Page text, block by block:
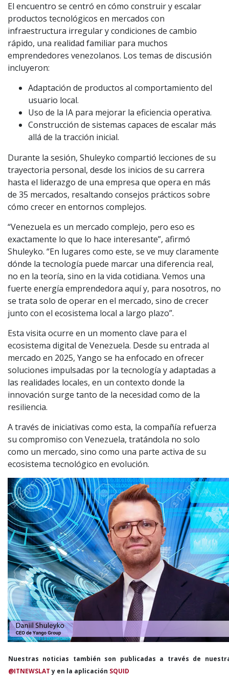
El encuentro se centró en cómo construir y escalar
productos tecnológicos en mercados con
infraestructura irregular y condiciones de cambio
rápido, una realidad familiar para muchos
emprendedores venezolanos. Los temas de discusión
incluyeron:
Adaptación de productos al comportamiento del
usuario local.
Uso de la IA para mejorar la eficiencia operativa.
Construcción de sistemas capaces de escalar más
allá de la tracción inicial.
Durante la sesión, Shuleyko compartió lecciones de su
trayectoria personal, desde los inicios de su carrera
hasta el liderazgo de una empresa que opera en más
de 35 mercados, resaltando consejos prácticos sobre
cómo crecer en entornos complejos.
“Venezuela es un mercado complejo, pero eso es
exactamente lo que lo hace interesante”, afirmó
Shuleyko. “En lugares como este, se ve muy claramente
dónde la tecnología puede marcar una diferencia real,
no en la teoría, sino en la vida cotidiana. Vemos una
fuerte energía emprendedora aquí y, para nosotros, no
se trata solo de operar en el mercado, sino de crecer
junto con el ecosistema local a largo plazo”.
Esta visita ocurre en un momento clave para el
ecosistema digital de Venezuela. Desde su entrada al
mercado en 2025, Yango se ha enfocado en ofrecer
soluciones impulsadas por la tecnología y adaptadas a
las realidades locales, en un contexto donde la
innovación surge tanto de la necesidad como de la
resiliencia.
A través de iniciativas como esta, la compañía refuerza
su compromiso con Venezuela, tratándola no solo
como un mercado, sino como una parte activa de su
ecosistema tecnológico en evolución.
Nuestras noticias también son publicadas a través de
@ITNEWSLATy en la aplicación SQUID